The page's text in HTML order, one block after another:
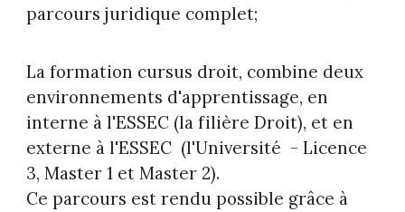
parcours juridique complet;
La formation cursus droit, combine deux
environnements d'apprentissage, en
interne à l'ESSEC (la filière Droit), et en
externe à l'ESSEC (l'Université - Licence
3, Master 1 et Master 2).
Ce parcours est rendu possible grâce à